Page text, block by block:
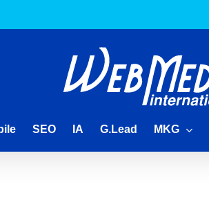
SEO IA G.Lead MKG